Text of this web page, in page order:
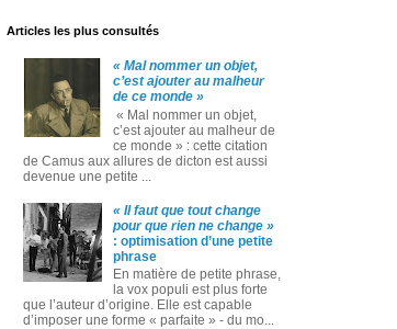
Articles les plus consultés
« Mal nommer un objet,
c’est ajouter au malheur
de ce monde »
« Mal nommer un objet,
c’est ajouter au malheur de
ce monde » : cette citation
de Camus aux allures de dicton est aussi
devenue une petite ...
« Il faut que tout change
pour que rien ne change »
: optimisation d’une petite
phrase
En matière de petite phrase,
la vox populi est plus forte
que l’auteur d’origine. Elle est capable
d’imposer une forme « parfaite » ‑ du mo...